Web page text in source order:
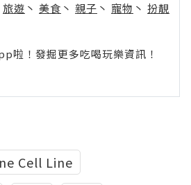
旅遊 丶 美食 丶 親子 丶 寵物 丶 扮靚
啦！發掘更多吃喝玩樂資訊！
Cell Line